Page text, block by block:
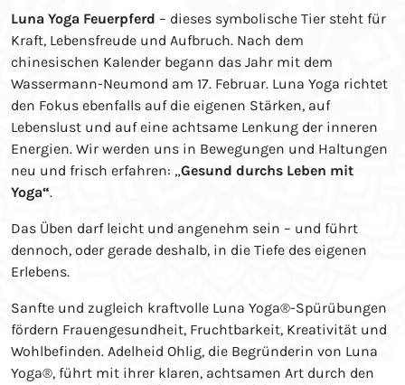
Luna Yoga Feuerpferd – dieses symbolische Tier steht für
Kraft, Lebensfreude und Aufbruch. Nach dem
chinesischen Kalender begann das Jahr mit dem
Wassermann-Neumond am 17. Februar. Luna Yoga richtet
den Fokus ebenfalls auf die eigenen Stärken, auf
Lebenslust und auf eine achtsame Lenkung der inneren
Energien. Wir werden uns in Bewegungen und Haltungen
neu und frisch erfahren: „Gesund durchs Leben mit
Yoga“.
Das Üben darf leicht und angenehm sein – und führt
dennoch, oder gerade deshalb, in die Tiefe des eigenen
Erlebens.
Sanfte und zugleich kraftvolle Luna Yoga®-Spürübungen
fördern Frauengesundheit, Fruchtbarkeit, Kreativität und
Wohlbefinden. Adelheid Ohlig, die Begründerin von Luna
Yoga®, führt mit ihrer klaren, achtsamen Art durch den